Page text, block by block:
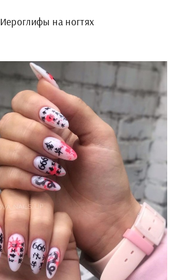
Иероглифы на ногтях